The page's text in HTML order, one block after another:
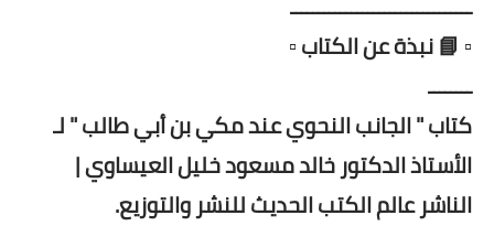
▫️ 📘 نبذة عن الكتاب ▫️
ــــــــ
كتاب " الجانب النحوي عند مكي بن أبي طالب " لـ
الأستاذ الدكتور خالد مسعود خليل العيساوي |
الناشر عالم الكتب الحديث للنشر والتوزيع.